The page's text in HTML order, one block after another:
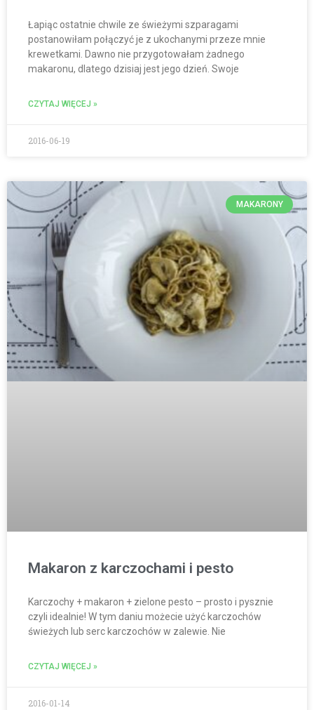
Łapiąc ostatnie chwile ze świeżymi szparagami
postanowiłam połączyć je z ukochanymi przeze mnie
krewetkami. Dawno nie przygotowałam żadnego
makaronu, dlatego dzisiaj jest jego dzień. Swoje
CZYTAJ WIĘCEJ »
2016-06-19
MAKARONY
Makaron z karczochami i pesto
Karczochy + makaron + zielone pesto – prosto i pysznie
czyli idealnie! W tym daniu możecie użyć karczochów
świeżych lub serc karczochów w zalewie. Nie
CZYTAJ WIĘCEJ »
2016-01-14